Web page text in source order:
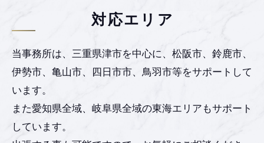
対応エリア
当事務所は、三重県津市を中心に、松阪市、鈴鹿市、
伊勢市、亀山市、四日市市、鳥羽市等をサポートして
います。
また愛知県全域、岐阜県全域の東海エリアもサポート
しています。